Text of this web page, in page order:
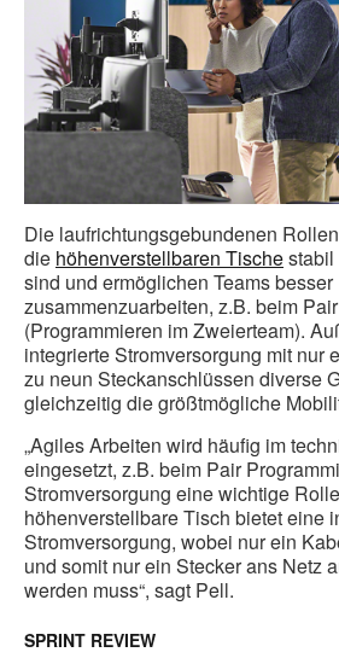
Die laufrichtungsgebundenen
die höhenverstellbaren Tische
sind und ermöglichen Teams besser
zusammenzuarbeiten, z.B. beim
(Programmieren im Zweierteam).
integrierte Stromversorgung mit nur
zu neun Steckanschlüssen diverse
gleichzeitig die größtmögliche
„Agiles Arbeiten wird häufig im
eingesetzt, z.B. beim Pair
Stromversorgung eine wichtige
höhenverstellbare Tisch bietet eine
Stromversorgung, wobei nur ein
und somit nur ein Stecker ans Netz
werden muss“, sagt Pell.
SPRINT REVIEW